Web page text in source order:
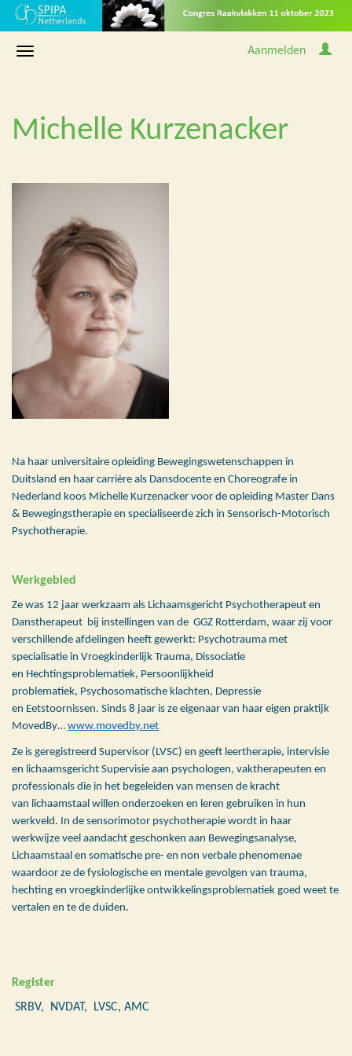
Aanmelden
Michelle Kurzenacker
Na haar universitaire opleiding Bewegingswetenschappen in
Duitsland en haar carrière als Dansdocente en Choreografe in
Nederland koos Michelle Kurzenacker voor de opleiding Master Dans
& Bewegingstherapie en specialiseerde zich in Sensorisch-Motorisch
Psychotherapie.
Werkgebied
Ze was 12 jaar werkzaam als Lichaamsgericht Psychotherapeut en
Danstherapeut bij instellingen van de GGZ Rotterdam, waar zij voor
verschillende afdelingen heeft gewerkt: Psychotrauma met
specialisatie in Vroegkinderlijk Trauma, Dissociatie
en Hechtingsproblematiek, Persoonlijkheid
problematiek, Psychosomatische klachten, Depressie
en Eetstoornissen. Sinds 8 jaar is ze eigenaar van haar eigen praktijk
MovedBy… www.movedby.net
Ze is geregistreerd Supervisor (LVSC) en geeft leertherapie, intervisie
en lichaamsgericht Supervisie aan psychologen, vaktherapeuten en
professionals die in het begeleiden van mensen de kracht
van lichaamstaal willen onderzoeken en leren gebruiken in hun
werkveld. In de sensorimotor psychotherapie wordt in haar
werkwijze veel aandacht geschonken aan Bewegingsanalyse,
Lichaamstaal en somatische pre- en non verbale phenomenae
waardoor ze de fysiologische en mentale gevolgen van trauma,
hechting en vroegkinderlijke ontwikkelingsproblematiek goed weet te
vertalen en te de duiden.
Register
SRBV, NVDAT, LVSC, AMC